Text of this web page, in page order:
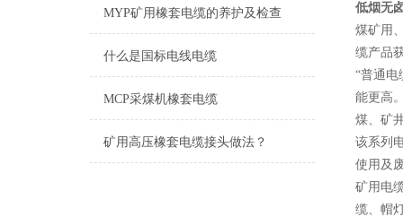
MYP矿用橡套电缆的养护及检查
什么是国标电线电缆
MCP采煤机橡套电缆
矿用高压橡套电缆接头做法？
低烟无
煤矿用
缆产品
“普通电
能更高
煤、矿
该系列
使用及
矿用电
缆、帽